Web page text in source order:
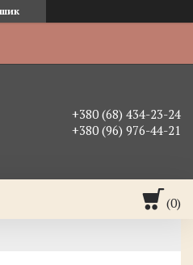
+380 (68) 434-23-24
+380 (96) 976-44-21